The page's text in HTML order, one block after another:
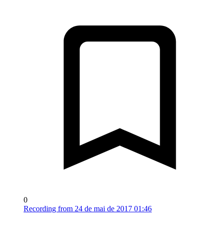
0
Recording from 24 de mai de 2017 01:46